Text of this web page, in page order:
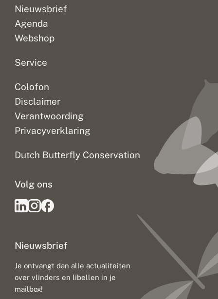
Nieuwsbrief
Agenda
Webshop
Service
Colofon
Disclaimer
Verantwoording
Privacyverklaring
Dutch Butterfly Conservation
Nieuwsbrief
Je ontvangt dan alle actualiteiten
over vlinders en libellen in je
mailbox!
Volg ons